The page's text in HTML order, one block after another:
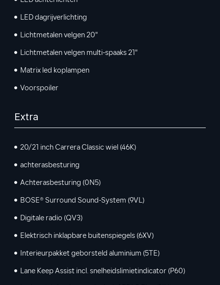
LED dagrijverlichting
Lichtmetalen velgen 20"
Lichtmetalen velgen multi-spaaks 21"
Matrix led koplampen
Voorspoiler
Extra
20/21 inch Carrera Classic wiel (46K)
achterasbesturing
Achterasbesturing (0N5)
BOSE® Surround Sound-System (9VL)
Digitale radio (QV3)
Elektrisch inklapbare buitenspiegels (6XV)
Interieurpakket geborsteld aluminium (5TE)
Lane Keep Assist incl. snelheidslimietindicator (P60)